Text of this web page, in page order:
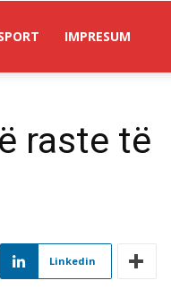
IMPRESUM
raste të
Linkedin